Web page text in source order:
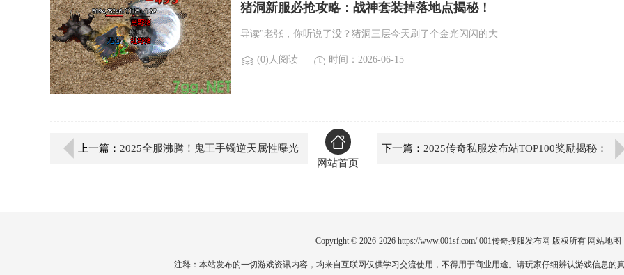
猪洞新服必抢攻略：战神套装掉落地点揭秘！
导读"老张，你听说了没？猪洞三层今天刷了个金光闪闪的大
(0)人阅读 时间：2026-06-15
上一篇： 2025全服沸腾！鬼王手镯逆天属性曝光
网站首页
下一篇： 2025传奇私服发布站TOP100奖励揭秘：
Copyright © 2026-2026 https://www.001sf.com/ 001传奇搜服发布网 版权所有 网站地图
注释：本站发布的一切游戏资讯内容，均来自互联网仅供学习交流使用，不得用于商业用途。请玩家仔细辨认游戏信息的